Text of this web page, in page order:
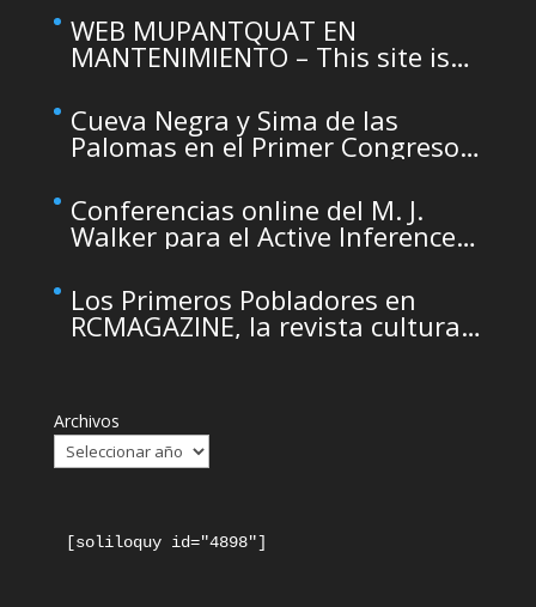
WEB MUPANTQUAT EN
MANTENIMIENTO – This site is
maintenance
Cueva Negra y Sima de las
Palomas en el Primer Congreso
Murcia organizado por el CDL
Conferencias online del M. J.
Walker para el Active Inference
Los Primeros Pobladores en
RCMAGAZINE, la revista cultural
Archivos
[soliloquy id="4898"]